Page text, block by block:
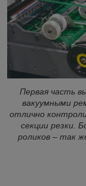
Первая часть
вакуумными
отлично
секции резки.
роликов – так